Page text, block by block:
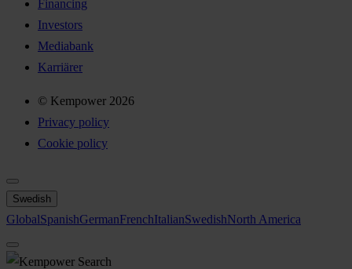
Financing
Investors
Mediabank
Karriärer
© Kempower 2026
Privacy policy
Cookie policy
Swedish
GlobalSpanishGermanFrenchItalianSwedishNorth America
Search